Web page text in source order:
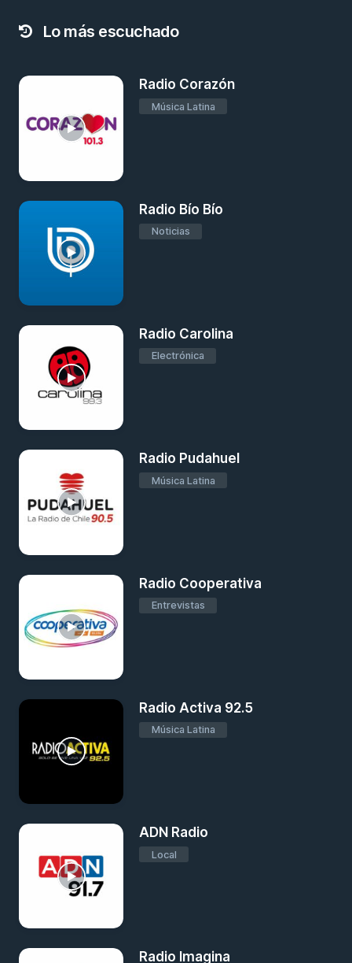
Lo más escuchado
Radio Corazón
Música Latina
Radio Bío Bío
Noticias
Radio Carolina
Electrónica
Radio Pudahuel
Música Latina
Radio Cooperativa
Entrevistas
Radio Activa 92.5
Música Latina
ADN Radio
Local
Radio Imagina